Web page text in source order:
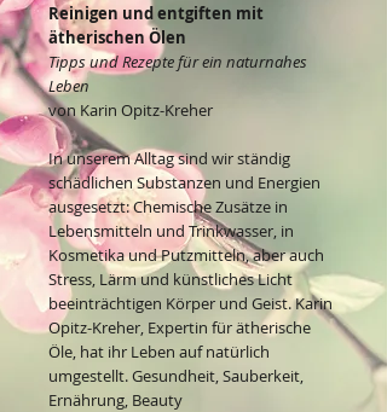
Reinigen und entgiften mit
ätherischen Ölen
Tipps und Rezepte für ein naturnahes
Leben
von Karin Opitz-Kreher
In unserem Alltag sind wir ständig
schädlichen Substanzen und Energien
ausgesetzt: Chemische Zusätze in
Lebensmitteln und Trinkwasser, in
Kosmetika und Putzmitteln, aber auch
Stress, Lärm und künstliches Licht
beeinträchtigen Körper und Geist. Karin
Opitz-Kreher, Expertin für ätherische
Öle, hat ihr Leben auf natürlich
umgestellt. Gesundheit, Sauberkeit,
Ernährung, Beauty